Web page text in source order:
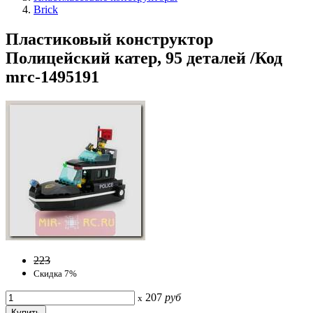
Brick
Пластиковый конструктор
Полицейский катер, 95 деталей /Код
mrc-1495191
223
Скидка 7%
x 207 руб